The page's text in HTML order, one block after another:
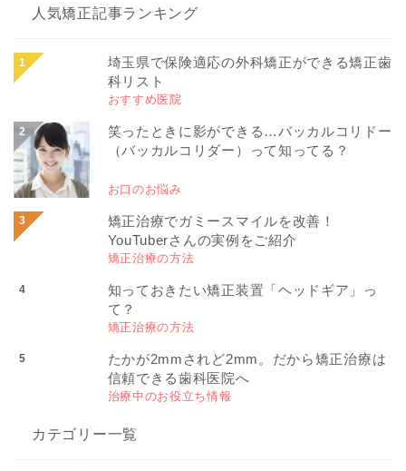
人気矯正記事ランキング
埼玉県で保険適応の外科矯正ができる矯正歯
科リスト
おすすめ医院
笑ったときに影ができる…バッカルコリドー
（バッカルコリダー）って知ってる？
お口のお悩み
矯正治療でガミースマイルを改善！
YouTuberさんの実例をご紹介
矯正治療の方法
知っておきたい矯正装置「ヘッドギア」っ
て？
矯正治療の方法
たかが2mmされど2mm。だから矯正治療は
信頼できる歯科医院へ
治療中のお役立ち情報
カテゴリー一覧